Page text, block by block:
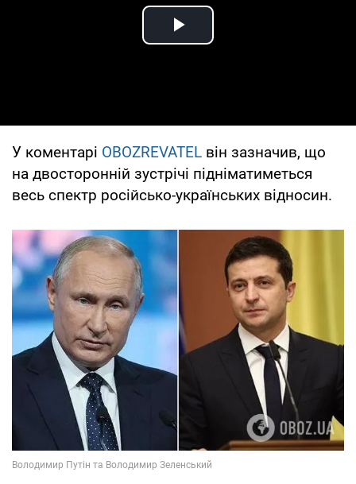
Play Video
У коментарі OBOZREVATEL він зазначив, що
на двосторонній зустрічі підніматиметься
весь спектр російсько-українських відносин.